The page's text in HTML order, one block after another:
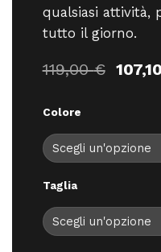
qualsiasi attività,
tutto il giorno.
119,00€ Il
107,10
Colore
Taglia